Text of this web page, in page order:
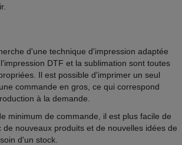
d'une technique d'impression adaptée
, l'impression DTF et la sublimation sont toutes
Il est possible d'imprimer un seul
commande en gros, ce qui correspond
à la demande.
minimum de commande, il est plus facile de
de nouveaux produits et de nouvelles idées de
d'un stock.